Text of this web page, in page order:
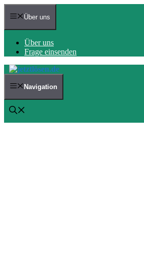
Zum
Inhalt Über uns
Über uns
Frage einsenden
Navigation